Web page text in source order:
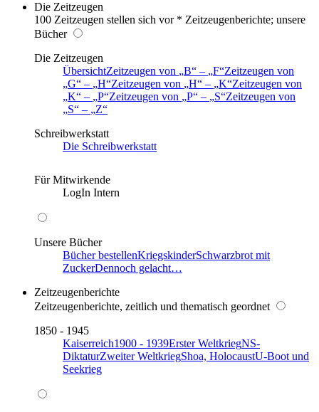
Die Zeitzeugen
100 Zeitzeugen stellen sich vor * Zeitzeugenberichte; unsere
Bücher
Die Zeitzeugen
ÜbersichtZeitzeugen von B – F Zeitzeugen von
G
– H Zeitzeugen von H – K Zeitzeugen von
K
– P Zeitzeugen von P – S Zeitzeugen von
S
–
Z
Schreibwerkstatt
Die Schreibwerkstatt
Für Mitwirkende
LogIn Intern
Unsere Bücher
Bücher bestellenKriegskinderSchwarzbrot mit
ZuckerDennoch gelacht…
Zeitzeugenberichte
Zeitzeugenberichte, zeitlich und thematisch geordnet
1850 - 1945
Kaiserreich1900 - 1939Erster WeltkriegNS-
DiktaturZweiter WeltkriegShoa, HolocaustU-Boot und
Seekrieg